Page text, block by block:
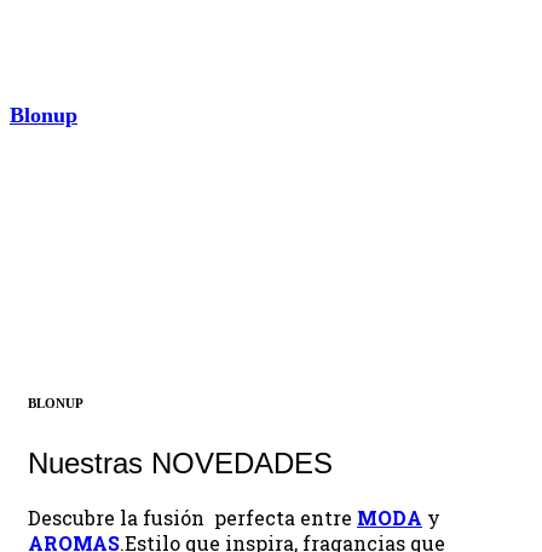
Blonup
BLONUP
Nuestras NOVEDADES
Descubre la fusión perfecta entre MODA y
AROMAS.Estilo que inspira, fragancias que